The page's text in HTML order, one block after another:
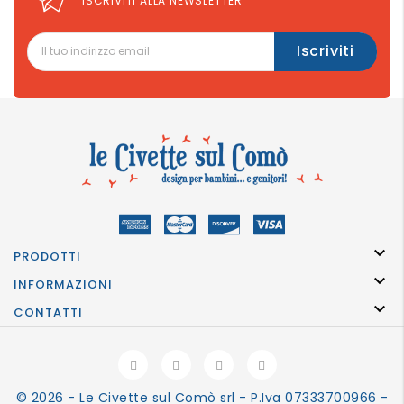
PRODOTTI 
INFORMAZIONI 
CONTATTI 
© 2026 - Le Civette sul Comò srl - P.Iva 07333700966 -